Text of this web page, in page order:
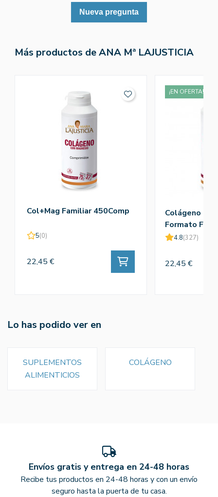
Nueva pregunta
Más productos de ANA Mª LAJUSTICIA
Col+Mag Familiar 450Comp
5(0)
22,45 €
Colágeno +
Formato
Ana Mª
4.8(327)
22,45 €
¡EN OFERTA!
Lo has podido ver en
SUPLEMENTOS
ALIMENTICIOS
COLÁGENO
Envíos gratis y entrega en 24-48 horas
Recibe tus productos en 24-48 horas y con un envío
seguro hasta la puerta de tu casa.